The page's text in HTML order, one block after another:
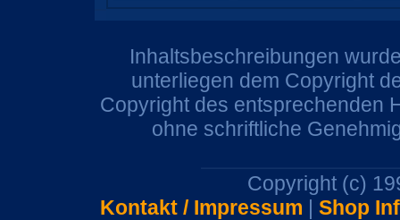
Inhaltsbeschreibungen
unterliegen dem Copyright
Copyright des entsprechenden
ohne schriftliche
Copyright (c)
Kontakt / Impressum | Shop